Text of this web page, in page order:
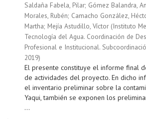
Saldaña Fabela, Pilar; Gómez Balandra,
Morales, Rubén; Camacho González,
Martha; Mejía Astudillo, Víctor (Instituto
Tecnología del Agua. Coordinación de
Profesional e Institucional.
2019)
El presente constituye el informe final
de actividades del proyecto. En dicho
el inventario preliminar sobre la
Yaqui, también se exponen los
...